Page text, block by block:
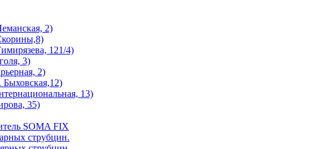
2)
121/4)
3)
2)
13)
35)
SOMA FIX
струбцин.